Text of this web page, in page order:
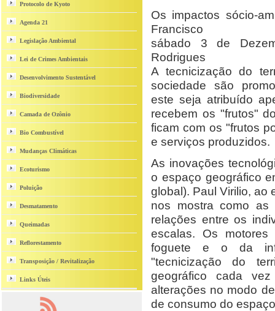
Protocolo de Kyoto
Agenda 21
Legislação Ambiental
Lei de Crimes Ambientais
Desenvolvimento Sustentável
Biodiversidade
Camada de Ozônio
Bio Combustível
Mudanças Climáticas
Ecoturismo
Poluição
Desmatamento
Queimadas
Reflorestamento
Transposição / Revitalização
Links Úteis
Os impactos sócio-
Francisco
sábado 3 de
Rodrigues
A tecnicização do
sociedade são
este seja atribuído
recebem os "frutos"
ficam com os "frutos
e serviços produzidos.
As inovações
o espaço geográfico
global). Paul Virilio, ao
nos mostra como as
relações entre os
escalas. Os
foguete e o da
"tecnicização do
geográfico cada
alterações no modo
de consumo do